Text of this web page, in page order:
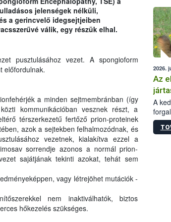
jelenségek nélküli,
a gerincvelő idegsejtjeiben
válik, egy részük elhal.
pusztulásához vezet. A spongioform
előfordulnak.
a minden sejtmembránban (így
kommunikációban vesznek részt, a
térszerkezetű fertőző prion-proteinek
azok a sejtekben felhalmozódnak, és
vezetnek, kialakítva ezzel a
sorrendje azonos a normál prion-
sajátjának tekinti azokat, tehát sem
vagy létrejöhet mutációk -
nem inaktiválhatók, biztos
hőkezelés szükséges.
2026.
Az
A